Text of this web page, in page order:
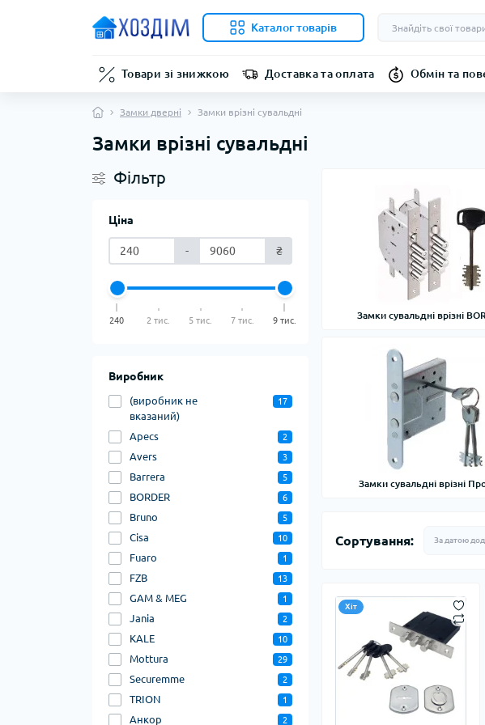
Каталог товарів
Товари зі знижкою Доставка та оплата Обмін та
Замки дверні Замки врізні сувальдні
Замки врізні сувальдні
Фільтр
Ціна
- ₴
240 2 тис. 5 тис. 7 тис. 9 тис.
Виробник
(виробник не
вказаний)
17
Apecs 2
Avers 3
Barrera 5
BORDER 6
Bruno 5
Cisa 10
Fuaro 1
FZB 13
GAM & MEG 1
Jania 2
KALE 10
Mottura 29
Securemme 2
TRION 1
Анкор 2
Замки сувальдні врізні
Замки сувальдні врізні
Сортування:
Хіт